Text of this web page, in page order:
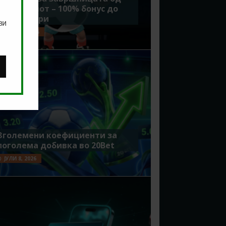
Мундијалот – 100% бонус до
денари
ЈУЛИ 15, 2026
коефициенти за
добивка во 20Bet
ЈУЛИ 8, 2026